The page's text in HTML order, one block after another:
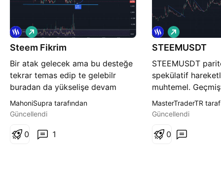
Steem Fikrim
Bir atak gelecek ama bu desteğe
tekrar temas edip te gelebilr
buradan da yükselişe devam
edebilir tahminim bu takip
edeceğim yatırım tavsiyesi
A
l
ı
MahoniSupra tarafından
Güncellendi
1
0
STEEMUSDT
STEEMUSDT
spekülatif
muhtemel.
hareketler
görülmüştü.. Kendi
A
l
ı
MasterTraderTR
Güncellendi
0